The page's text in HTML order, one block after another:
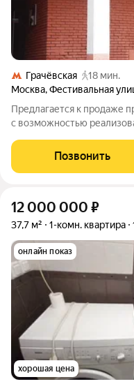
Грачёвская
18 мин.
Москва,Фестивальная
Предлагается к продаже
с возможностью
комнату, т.к. два окна),
нишей, с/у
Позвонить
12 000 000 ₽
37,7 м² 1-комн. квартира
онлайн показ
хорошая цена